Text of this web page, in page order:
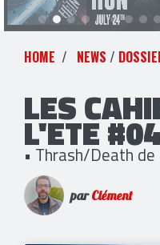
HOME NEWS /
LES
L'ETE
• Thrash/Death
parClément